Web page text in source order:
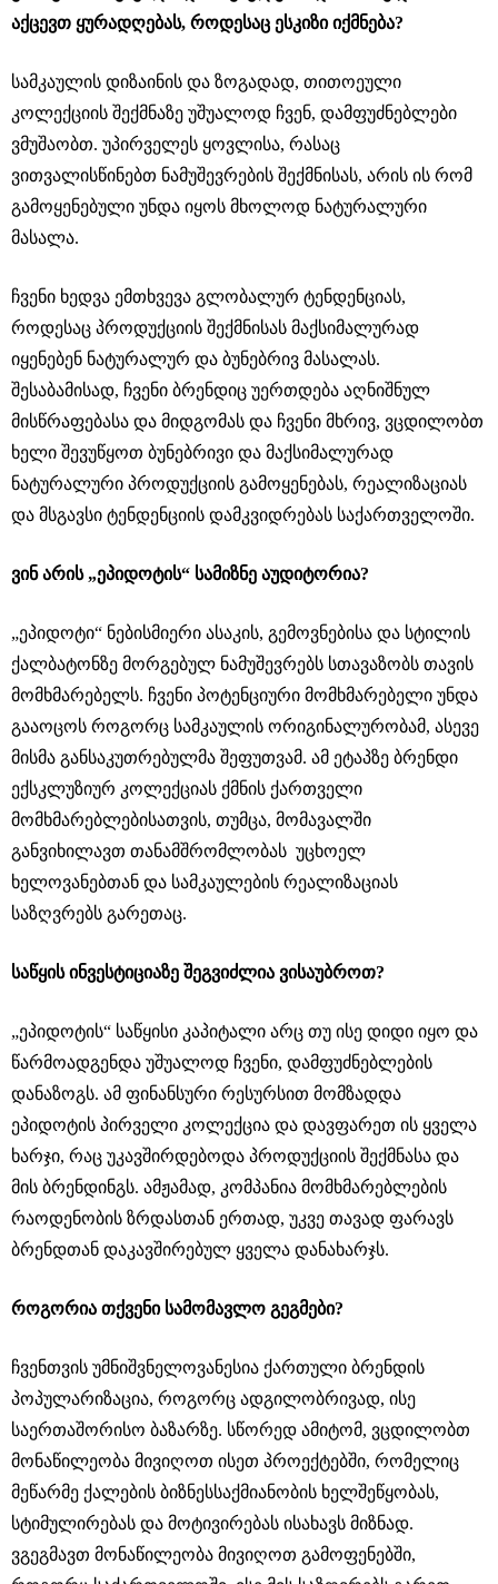
აქცევთ ყურადღებას, როდესაც ესკიზი იქმნება?
სამკაულის დიზაინის და ზოგადად, თითოეული
კოლექციის შექმნაზე უშუალოდ ჩვენ, დამფუძნებლები
ვმუშაობთ. უპირველეს ყოვლისა, რასაც
ვითვალისწინებთ ნამუშევრების შექმნისას, არის ის რომ
გამოყენებული უნდა იყოს მხოლოდ ნატურალური
მასალა.
ჩვენი ხედვა ემთხვევა გლობალურ ტენდენციას,
როდესაც პროდუქციის შექმნისას მაქსიმალურად
იყენებენ ნატურალურ და ბუნებრივ მასალას.
შესაბამისად, ჩვენი ბრენდიც უერთდება აღნიშნულ
მისწრაფებასა და მიდგომას და ჩვენი მხრივ, ვცდილობთ
ხელი შევუწყოთ ბუნებრივი და მაქსიმალურად
ნატურალური პროდუქციის გამოყენებას, რეალიზაციას
და მსგავსი ტენდენციის დამკვიდრებას საქართველოში.
ვინ არის „ეპიდოტის“ სამიზნე აუდიტორია?
„ეპიდოტი“ ნებისმიერი ასაკის, გემოვნებისა და სტილის
ქალბატონზე მორგებულ ნამუშევრებს სთავაზობს თავის
მომხმარებელს. ჩვენი პოტენციური მომხმარებელი უნდა
გააოცოს როგორც სამკაულის ორიგინალურობამ, ასევე
მისმა განსაკუთრებულმა შეფუთვამ. ამ ეტაპზე ბრენდი
ექსკლუზიურ კოლექციას ქმნის ქართველი
მომხმარებლებისათვის, თუმცა, მომავალში
განვიხილავთ თანამშრომლობას უცხოელ
ხელოვანებთან და სამკაულების რეალიზაციას
საზღვრებს გარეთაც.
საწყის ინვესტიციაზე შეგვიძლია ვისაუბროთ?
„ეპიდოტის“ საწყისი კაპიტალი არც თუ ისე დიდი იყო და
წარმოადგენდა უშუალოდ ჩვენი, დამფუძნებლების
დანაზოგს. ამ ფინანსური რესურსით მომზადდა
ეპიდოტის პირველი კოლექცია და დავფარეთ ის ყველა
ხარჯი, რაც უკავშირდებოდა პროდუქციის შექმნასა და
მის ბრენდინგს. ამჟამად, კომპანია მომხმარებლების
რაოდენობის ზრდასთან ერთად, უკვე თავად ფარავს
ბრენდთან დაკავშირებულ ყველა დანახარჯს.
როგორია თქვენი სამომავლო გეგმები?
ჩვენთვის უმნიშვნელოვანესია ქართული ბრენდის
პოპულარიზაცია, როგორც ადგილობრივად, ისე
საერთაშორისო ბაზარზე. სწორედ ამიტომ, ვცდილობთ
მონაწილეობა მივიღოთ ისეთ პროექტებში, რომელიც
მეწარმე ქალების ბიზნესსაქმიანობის ხელშეწყობას,
სტიმულირებას და მოტივირებას ისახავს მიზნად.
ვგეგმავთ მონაწილეობა მივიღოთ გამოფენებში,